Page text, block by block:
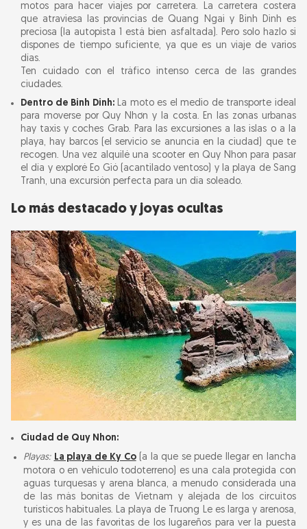
motos para hacer viajes por carretera. La carretera costera
que atraviesa las provincias de Quang Ngai y Binh Dinh es
preciosa (la autopista 1 está bien asfaltada). Pero solo hazlo si
dispones de tiempo suficiente, ya que es un viaje de varios
días.
Ten cuidado con el tráfico intenso cerca de las grandes
ciudades.
Dentro de Binh Dinh:La moto es el medio de transporte ideal
para moverse por Quy Nhơn y la costa. En las zonas urbanas
hay taxis y coches Grab. Para las excursiones a las islas o a la
playa, hay barcos (el servicio se anuncia en la ciudad) que te
recogen. Una vez alquilé una scooter en Quy Nhon para pasar
el día y exploré Eo Gió (acantilado ventoso) y la playa de Sang
Tranh, una excursión perfecta para un día soleado.
Lo más destacado y joyas ocultas
Ciudad de Quy Nhon:
Playas: La playa de Ky Co(a la que se puede llegar en lancha
motora o en vehículo todoterreno) es una cala protegida con
aguas turquesas y arena blanca, a menudo considerada una
de las más bonitas de Vietnam y alejada de los circuitos
turísticos habituales. La playa de Truong Le es larga y arenosa,
y es una de las favoritas de los lugareños para ver la puesta